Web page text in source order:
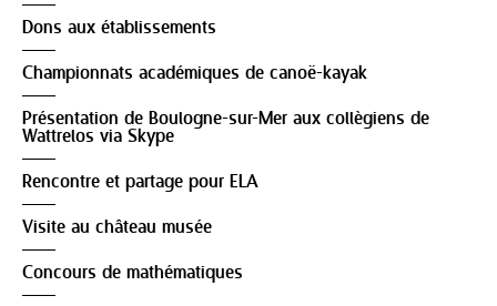
Dons aux établissements
Championnats académiques de canoë-kayak
Présentation de Boulogne-sur-Mer aux collègiens de
Wattrelos via Skype
Rencontre et partage pour ELA
Visite au château musée
Concours de mathématiques